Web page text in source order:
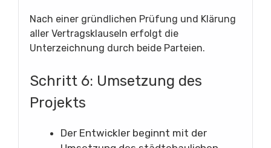
Nach einer gründlichen Prüfung und Klärung
aller Vertragsklauseln erfolgt die
Unterzeichnung durch beide Parteien.
Schritt 6: Umsetzung des
Projekts
Der Entwickler beginnt mit der